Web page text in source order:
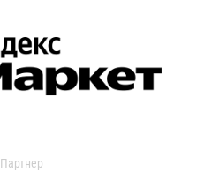
Партнер